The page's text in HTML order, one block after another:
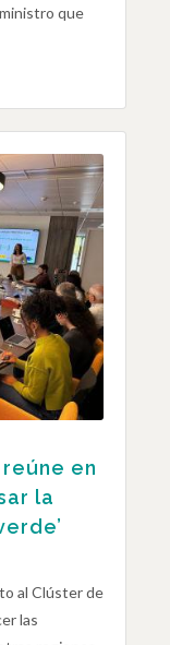
que
reúne en
la
al Clúster de
las